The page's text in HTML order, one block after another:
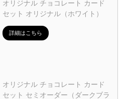
オリジナル チョコレート カード
セット オリジナル（ホワイト）
詳細はこちら
オリジナル チョコレート カード
セット セミオーダー（ダークブラ